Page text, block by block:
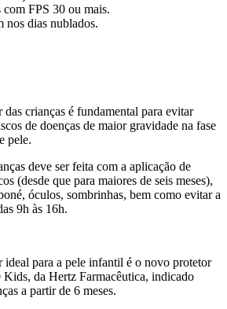
FPS 30 ou mais.
nos dias nublados.
crianças é fundamental para evitar
de doenças de maior gravidade na fase
pele.
deve ser feita com a aplicação de
(desde que para maiores de seis meses),
óculos, sombrinhas, bem como evitar a
9h às 16h.
para a pele infantil é o novo protetor
da Hertz Farmacêutica, indicado
a partir de 6 meses.